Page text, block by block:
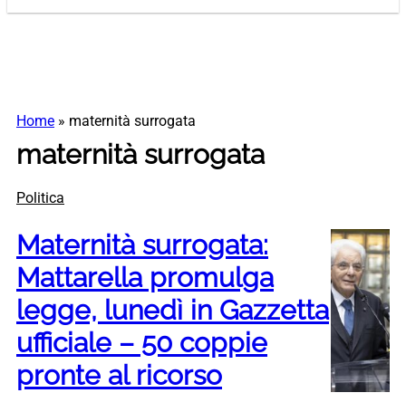
Home » maternità surrogata
maternità surrogata
Politica
Maternità surrogata:
Mattarella promulga
legge, lunedì in Gazzetta
ufficiale – 50 coppie
pronte al ricorso